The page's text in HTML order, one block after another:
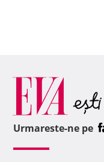
Urmareste-ne pe